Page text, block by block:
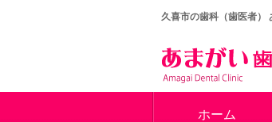
久喜市の歯科（歯医者）
ホーム